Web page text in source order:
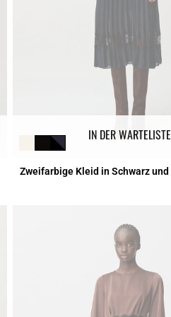
4.7 out of 5 Customer Rating
IN DER WARTELISTE